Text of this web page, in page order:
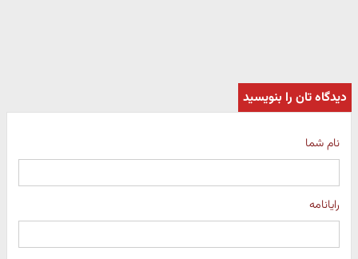
دیدگاه تان را بنویسید
نام شما
رایانامه